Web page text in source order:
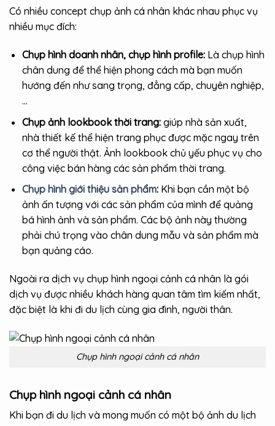
Có nhiều concept chụp ảnh cá nhân khác nhau phục vụ
nhiều mục đích:
Chụp hình doanh nhân, chụp hình profile:Là chụp hình
chân dung để thể hiện phong cách mà bạn muốn
hướng đến như sang trọng, đẳng cấp, chuyên nghiệp,
…
Chụp ảnh lookbook thời trang:giúp nhà sản xuất,
nhà thiết kế thể hiện trang phục được mặc ngay trên
cơ thể người thật. Ảnh lookbook chủ yếu phục vụ cho
công việc bán hàng các sản phẩm thời trang.
Chụp hình giới thiệu sản phẩm:Khi bạn cần một bộ
ảnh ấn tượng với các sản phẩm của mình để quảng
bá hình ảnh và sản phẩm. Các bộ ảnh này thường
phải chú trọng vào chân dung mẫu và sản phẩm mà
bạn quảng cáo.
Ngoài ra dịch vụ chụp hình ngoại cảnh cá nhân là gói
dịch vụ được nhiều khách hàng quan tâm tìm kiếm nhất,
đặc biệt là khi đi du lịch cùng gia đình, người thân.
Chụp hình ngoại cảnh cá nhân
Chụp hình ngoại cảnh cá nhân
Khi bạn đi du lịch và mong muốn có một bộ ảnh du lịch